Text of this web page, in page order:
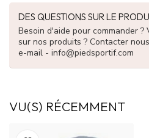
DES QUESTIONS SUR LE
Besoin d'aide pour commander ?
sur nos produits ? Contacter
e-mail - info@piedsportif.com
VU(S) RÉCEMMENT